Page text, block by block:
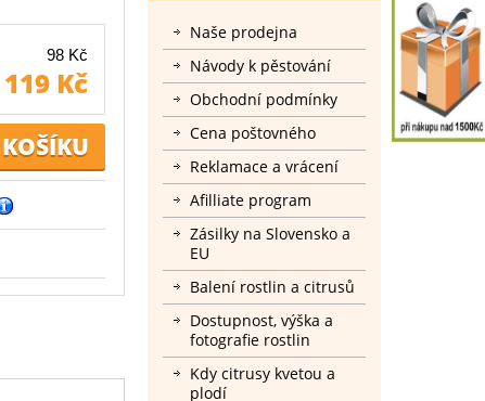
98 Kč
119 Kč
Naše prodejna
Návody k pěstování
Obchodní podmínky
Cena poštovného
Reklamace a vrácení
Afilliate program
Zásilky na Slovensko a
EU
Balení rostlin a citrusů
Dostupnost, výška a
fotografie rostlin
Kdy citrusy kvetou a
plodí